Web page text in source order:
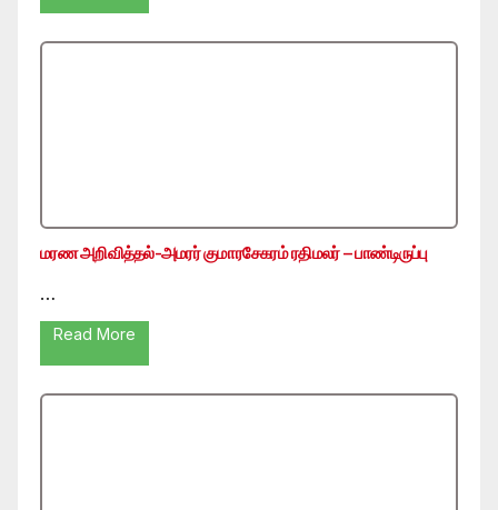
மரண அறிவித்தல்-அமரர் குமாரசேகரம் ரதிமலர் – பாண்டிருப்பு
…
Read More